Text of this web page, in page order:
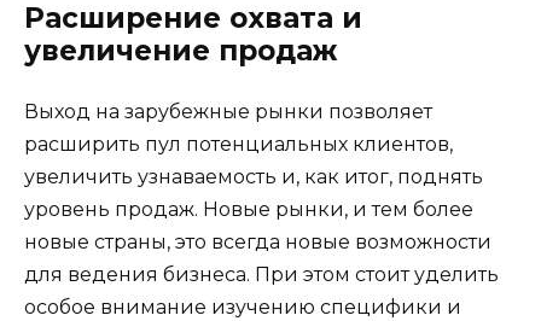
Расширение охвата и
увеличение продаж
Выход на зарубежные рынки позволяет
расширить пул потенциальных клиентов,
увеличить узнаваемость и, как итог, поднять
уровень продаж. Новые рынки, и тем более
новые страны, это всегда новые возможности
для ведения бизнеса. При этом стоит уделить
особое внимание изучению специфики и